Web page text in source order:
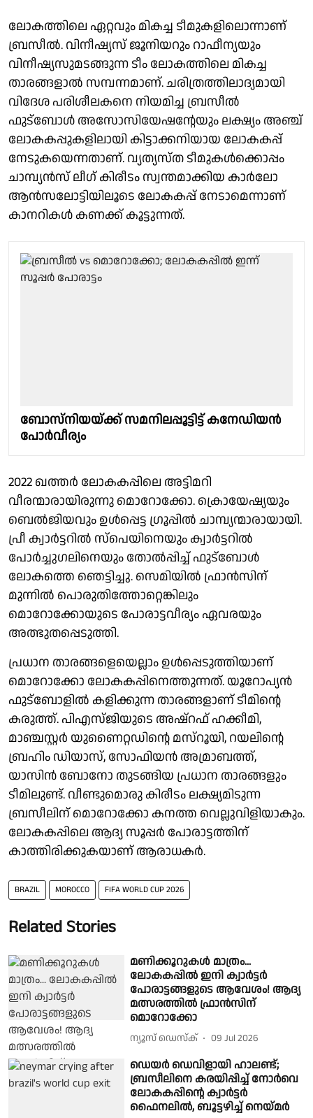
ലോകത്തിലെ ഏറ്റവും മികച്ച ടീമുകളിലൊന്നാണ്
ബ്രസീൽ. വിനീഷ്യസ് ജൂനിയറും റാഫീന്യയും
വിനീഷ്യസുമടങ്ങുന്ന ടീം ലോകത്തിലെ മികച്ച
താരങ്ങളാൽ സമ്പന്നമാണ്. ചരിത്രത്തിലാദ്യമായി
വിദേശ പരിശീലകനെ നിയമിച്ച ബ്രസീൽ
ഫുട്ബോൾ അസോസിയേഷൻ്റേയും ലക്ഷ്യം അഞ്ച്
ലോകകപ്പുകളിലായി കിട്ടാക്കനിയായ ലോകകപ്പ്
നേടുകയെന്നതാണ്. വ്യത്യസ്ത ടീമുകൾക്കൊപ്പം
ചാമ്പ്യൻസ് ലീഗ് കിരീടം സ്വന്തമാക്കിയ കാർലോ
ആൻസലോട്ടിയിലൂടെ ലോകകപ്പ് നേടാമെന്നാണ്
കാനറികൾ കണക്ക് കൂട്ടുന്നത്.
ബോസ്നിയയ്ക്ക് സമനിലപ്പൂട്ടിട്ട് കനേഡിയൻ
പോർവീര്യം
2022 ഖത്തർ ലോകകപ്പിലെ അട്ടിമറി
വീരന്മാരായിരുന്നു മൊറോക്കോ. ക്രൊയേഷ്യയും
ബെൽജിയവും ഉൾപ്പെട്ട ഗ്രൂപ്പിൽ ചാമ്പ്യന്മാരായായി.
പ്രീ ക്വാർട്ടറിൽ സ്പെയിനെയും ക്വാർട്ടറിൽ
പോർച്ചുഗലിനെയും തോൽപ്പിച്ച് ഫുട്ബോൾ
ലോകത്തെ ഞെട്ടിച്ചു. സെമിയിൽ ഫ്രാൻസിന്
മുന്നിൽ പൊരുതിത്തോറ്റെങ്കിലും
മൊറോക്കോയുടെ പോരാട്ടവീര്യം ഏവരയും
അത്ഭുതപ്പെടുത്തി.
പ്രധാന താരങ്ങളെയെല്ലാം ഉൾപ്പെടുത്തിയാണ്
മൊറോക്കോ ലോകകപ്പിനെത്തുന്നത്. യൂറോപ്യൻ
ഫുട്ബോളിൽ കളിക്കുന്ന താരങ്ങളാണ് ടീമിൻ്റെ
കരുത്ത്. പിഎസ്ജിയുടെ അഷ്റഫ് ഹക്കീമി,
മാഞ്ചസ്റ്റർ യുണൈറ്റഡിൻ്റെ മസ്റൂയി, റയലിൻ്റെ
ബ്രഹിം ഡിയാസ്, സോഫിയൻ അമ്രാബത്ത്,
യാസിൻ ബോനോ തുടങ്ങിയ പ്രധാന താരങ്ങളും
ടീമിലുണ്ട്. വീണ്ടുമൊരു കിരീടം ലക്ഷ്യമിടുന്ന
ബ്രസീലിന് മൊറോക്കോ കനത്ത വെല്ലുവിളിയാകും.
ലോകകപ്പിലെ ആദ്യ സൂപ്പർ പോരാട്ടത്തിന്
കാത്തിരിക്കുകയാണ് ആരാധകർ.
BRAZIL MOROCCO FIFA WORLD CUP 2026
Related Stories
മണിക്കൂറുകൾ മാത്രം...
ലോകകപ്പിൽ ഇനി ക്വാർട്ടർ
പോരാട്ടങ്ങളുടെ ആവേശം! ആദ്യ
മത്സരത്തിൽ ഫ്രാൻസിന്
മൊറോക്കോ
ന്യൂസ് ഡെസ്ക് 09 Jul 2026
ഡെയർ ഡെവിളായി ഹാലണ്ട്;
ബ്രസീലിനെ കരയിപ്പിച്ച് നോർവെ
ലോകകപ്പിൻ്റെ ക്വാർട്ടർ
ഫൈനലിൽ, ബൂട്ടഴിച്ച് നെയ്മർ